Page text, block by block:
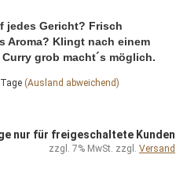
jedes Gericht? Frisch
Aroma? Klingt nach einem
grob macht´s möglich.
(Ausland abweichend)
nur für freigeschaltete Kunden
zzgl. 7% MwSt. zzgl. Versand